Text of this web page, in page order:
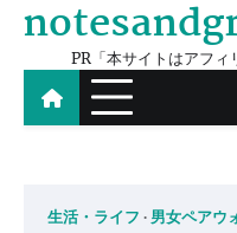
Skip
contentPR「本サイトはアフィ
生活・ライフ 男女ペアウ